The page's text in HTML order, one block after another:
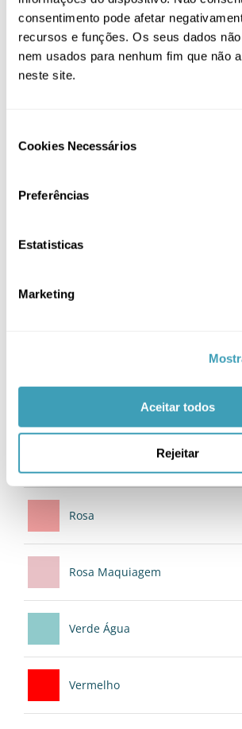
consentimento pode afetar
recursos e funções. Os seus dados
nem usados para nenhum fim que não
neste site.
Selection
Cookies Necessários
Preferências
Estatisticas
Marketing
Aceitar todos
Rejeitar
Recém Nascido 0/3M (2)
Toalhas (8)
Beje
Rosa
Rosa Maquiagem
Verde Água
Vermelho